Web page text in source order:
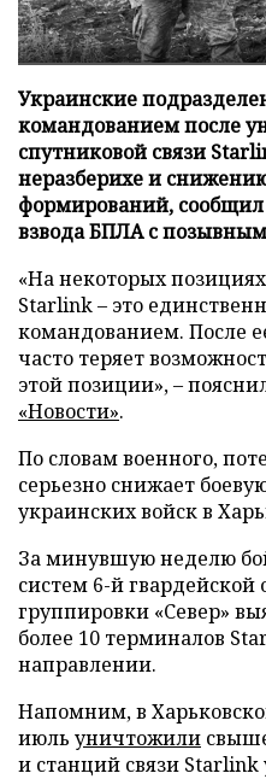
Украинские
командованием после
спутниковой связи
неразберихе и
формирований,
взвода БПЛА с
«На некоторых
Starlink – это
командованием. После
часто теряет
этой позиции», –
«Новости».
По словам военного,
серьезно снижает
украинских войск в
За минувшую неделю
систем 6-й
группировки «Север»
более 10 терминалов
направлении.
Напомним, в
июль уничтожили
и станций связи